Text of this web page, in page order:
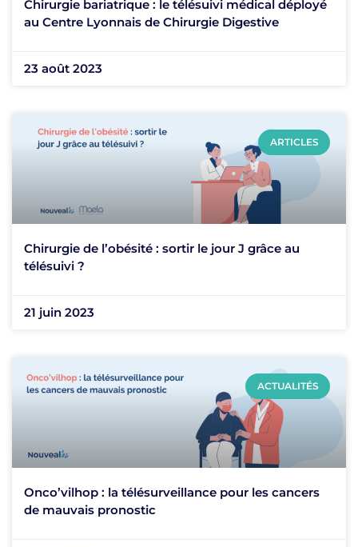
Chirurgie bariatrique : le télésuivi médical déployé
au Centre Lyonnais de Chirurgie Digestive
23 août 2023
ARTICLES
Chirurgie de l’obésité : sortir le jour J grâce au
télésuivi ?
21 juin 2023
ACTUALITÉS
Onco’vilhop : la télésurveillance pour les cancers
de mauvais pronostic